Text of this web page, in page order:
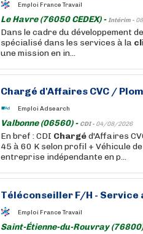
Emploi France Travail
Le Havre (76050 CEDEX) -Intérim -
Dans le cadre du développement
spécialisé dans les services à la
une mission en in...
Chargé d'Affaires CVC /
Emploi Adsearch
Valbonne (06560) - CDI - 04/08/2026
En bref : CDI Chargéd'Affaires
45 à 60 K selon profil + Véhicule
entreprise indépendante en p...
Téléconseiller F/H - Service
Emploi France Travail
Saint-Étienne-du-Rouvray